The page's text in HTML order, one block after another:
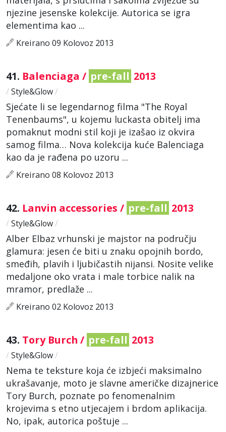
njezine jesenske kolekcije. Autorica se igra
elementima kao ...
Kreirano 09 Kolovoz 2013
41. Balenciaga / pre-fall 2013
/ Style&Glow/
Sjećate li se legendarnog filma "The Royal
Tenenbaums", u kojemu luckasta obitelj ima
pomaknut modni stil koji je izašao iz okvira
samog filma… Nova kolekcija kuće Balenciaga
kao da je rađena po uzoru ...
Kreirano 08 Kolovoz 2013
42. Lanvin accessories / pre-fall 2013
/ Style&Glow/
Alber Elbaz vrhunski je majstor na području
glamura: jesen će biti u znaku opojnih bordo,
smeđih, plavih i ljubičastih nijansi. Nosite velike
medaljone oko vrata i male torbice nalik na
mramor, predlaže ...
Kreirano 02 Kolovoz 2013
43. Tory Burch / pre-fall 2013
/ Style&Glow/
Nema te teksture koja će izbjeći maksimalno
ukrašavanje, moto je slavne američke dizajnerice
Tory Burch, poznate po fenomenalnim
krojevima s etno utjecajem i brdom aplikacija.
No, ipak, autorica poštuje ...